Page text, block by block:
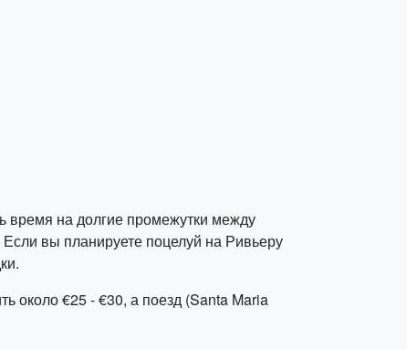
время на долгие промежутки между
вы планируете поцелуй на Ривьеру
около €25 - €30, а поезд (Santa Maria